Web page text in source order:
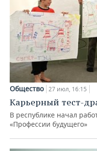
Общество 27 июл, 16:15
Карьерный тест-
В республике начал
«Профессии будущего»